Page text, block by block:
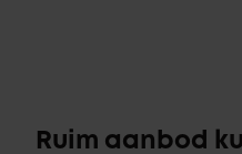
Ruim aanbod